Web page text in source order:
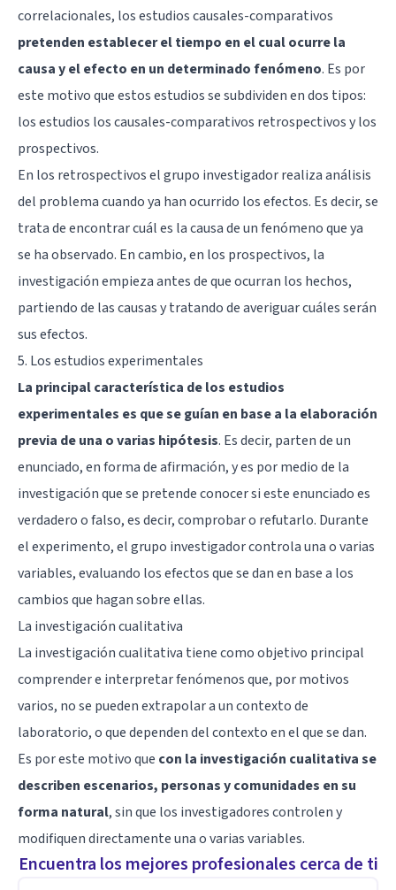
correlacionales, los estudios causales-comparativos
pretenden establecer el tiempo en el cual ocurre la
causa y el efecto en un determinado fenómeno. Es por
este motivo que estos estudios se subdividen en dos tipos:
los estudios los causales-comparativos retrospectivos y los
prospectivos.
En los retrospectivos el grupo investigador realiza análisis
del problema cuando ya han ocurrido los efectos. Es decir, se
trata de encontrar cuál es la causa de un fenómeno que ya
se ha observado. En cambio, en los prospectivos, la
investigación empieza antes de que ocurran los hechos,
partiendo de las causas y tratando de averiguar cuáles serán
sus efectos.
5. Los estudios experimentales
La principal característica de los estudios
experimentales es que se guían en base a la elaboración
previa de una o varias hipótesis. Es decir, parten de un
enunciado, en forma de afirmación, y es por medio de la
investigación que se pretende conocer si este enunciado es
verdadero o falso, es decir, comprobar o refutarlo. Durante
el experimento, el grupo investigador controla una o varias
variables, evaluando los efectos que se dan en base a los
cambios que hagan sobre ellas.
La investigación cualitativa
La investigación cualitativa tiene como objetivo principal
comprender e interpretar fenómenos que, por motivos
varios, no se pueden extrapolar a un contexto de
laboratorio, o que dependen del contexto en el que se dan.
Es por este motivo que con la investigación cualitativa se
describen escenarios, personas y comunidades en su
forma natural, sin que los investigadores controlen y
modifiquen directamente una o varias variables.
Encuentra los mejores profesionales cerca de ti